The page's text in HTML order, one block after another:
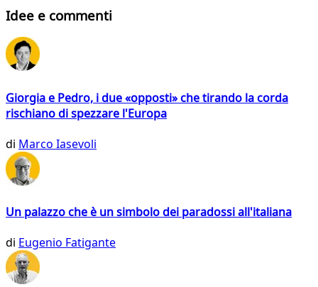
Idee e commenti
Giorgia e Pedro, i due «opposti» che tirando la corda
rischiano di spezzare l'Europa
di Marco Iasevoli
Un palazzo che è un simbolo dei paradossi all'italiana
di Eugenio Fatigante